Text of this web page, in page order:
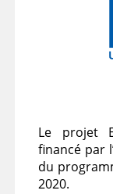
Le projet
financé par
du
2020.